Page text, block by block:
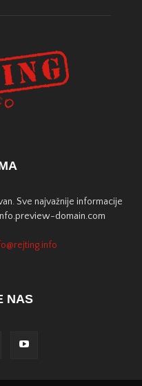
Sve najvažnije informacije
domain.com
NAS